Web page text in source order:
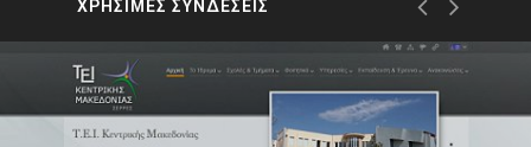
ΧΡΗΣΙΜΕΣ ΣΥΝΔΕΣΕΙΣ